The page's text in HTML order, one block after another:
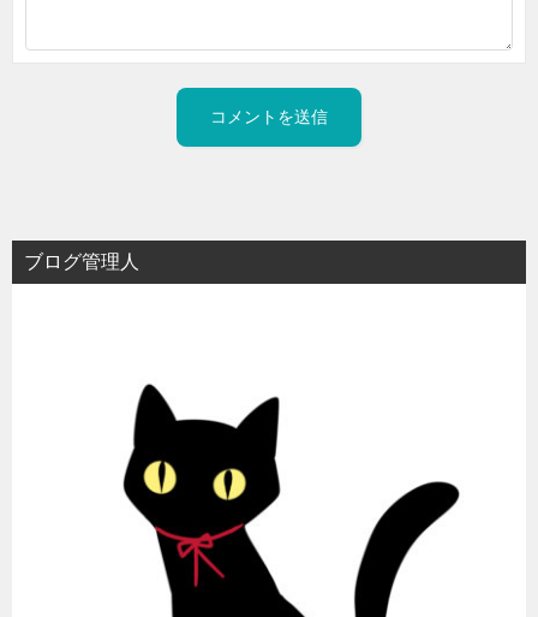
ブログ管理人